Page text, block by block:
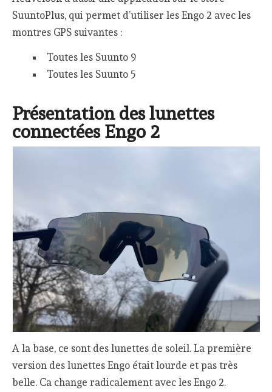
SuuntoPlus, qui permet d’utiliser les Engo 2 avec les
montres GPS suivantes :
Toutes les Suunto 9
Toutes les Suunto 5
Présentation des lunettes
connectées Engo 2
A la base, ce sont des lunettes de soleil. La première
version des lunettes Engo était lourde et pas très
belle. Ca change radicalement avec les Engo 2.